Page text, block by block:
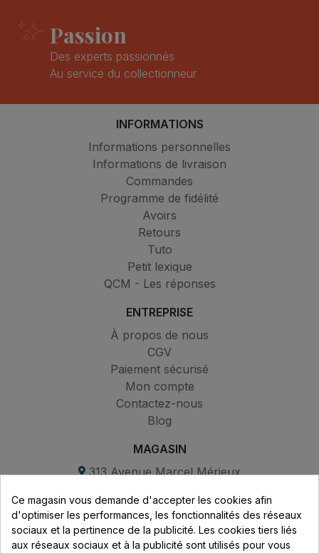
Passion
Des experts passionnés
Au service du collectionneur
INFORMATIONS
Informations personnelles
Informations de livraison
Commandes
Programme de fidélité
Avoirs
Retours
Tuto
Petit lexique
QCM - Les réponses
ENTREPRISE
À propos de nous
CGV
Paiement sécurisé
Mon compte
Contactez-nous
Blog
MAGASIN
313 Avenue Marcel Mérieux
69530 Brignais
Lundi au vendredi :
Ce magasin vous demande d'accepter les cookies afin
d'optimiser les performances, les fonctionnalités des réseaux
sociaux et la pertinence de la publicité. Les cookies tiers liés
aux réseaux sociaux et à la publicité sont utilisés pour vous